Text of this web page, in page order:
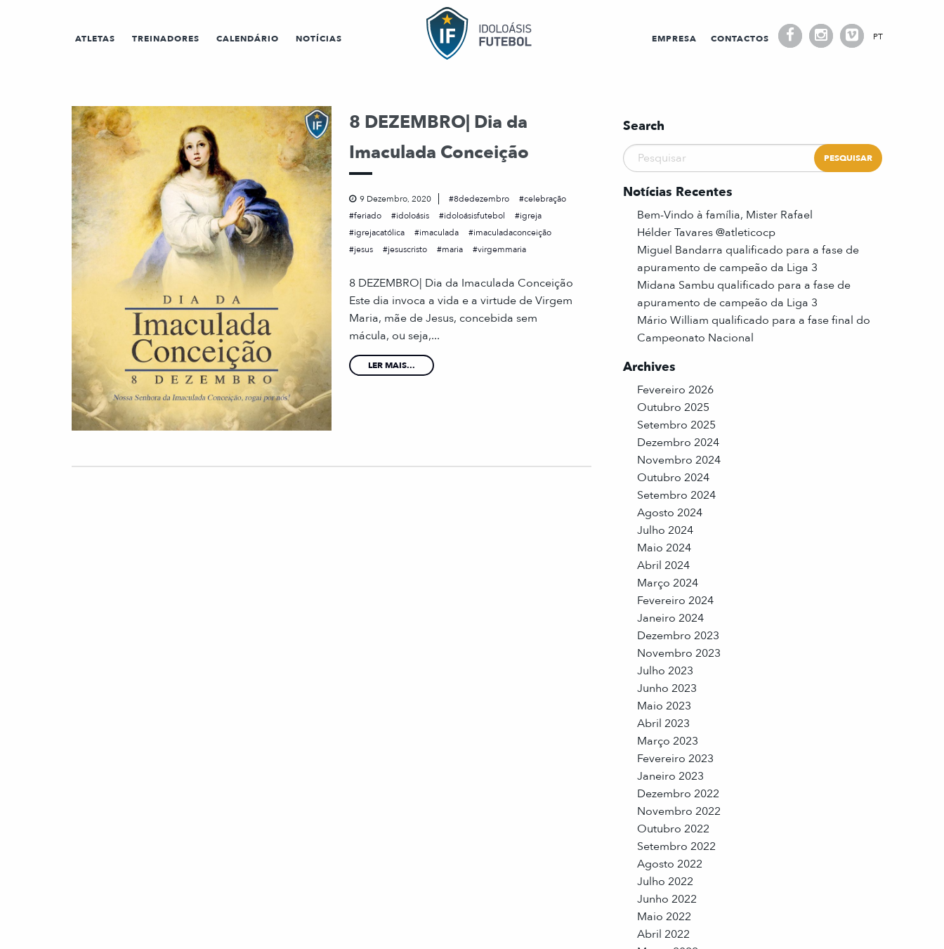
ATLETAS TREINADORES CALENDÁRIO NOTÍCIAS EMPRESA CONTACTOS PT
8 DEZEMBRO| Dia da
Imaculada Conceição
9 Dezembro, 2020 8dedezembro
celebração
feriado
idoloásis idoloásisfutebol
igreja
igrejacatólica
imaculada
imaculadaconceição
jesus
jesuscristo maria virgemmaria
8 DEZEMBRO| Dia da Imaculada Conceição
Este dia invoca a vida e a virtude de Virgem
Maria, mãe de Jesus, concebida sem
mácula, ou seja,...
LER MAIS...
Search
Notícias Recentes
Bem-Vindo à família, Mister Rafael
Hélder Tavares @atleticocp
Miguel Bandarra qualificado para a fase de
apuramento de campeão da Liga 3
Midana Sambu qualificado para a fase de
apuramento de campeão da Liga 3
Mário William qualificado para a fase final do
Campeonato Nacional
Archives
Fevereiro 2026
Outubro 2025
Setembro 2025
Dezembro 2024
Novembro 2024
Outubro 2024
Setembro 2024
Agosto 2024
Julho 2024
Maio 2024
Abril 2024
Março 2024
Fevereiro 2024
Janeiro 2024
Dezembro 2023
Novembro 2023
Julho 2023
Junho 2023
Maio 2023
Abril 2023
Março 2023
Fevereiro 2023
Janeiro 2023
Dezembro 2022
Novembro 2022
Outubro 2022
Setembro 2022
Agosto 2022
Julho 2022
Junho 2022
Maio 2022
Abril 2022